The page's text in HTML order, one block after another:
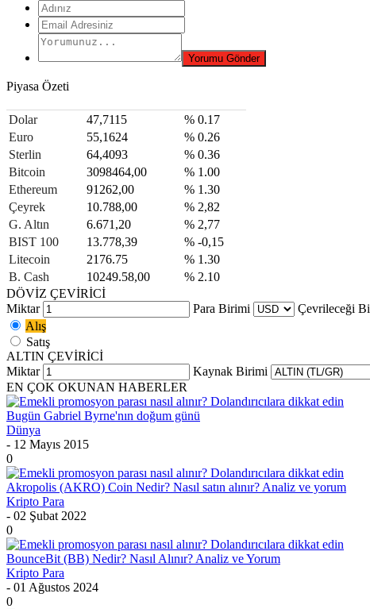
Piyasa Özeti
Dolar 47,7115
% 0.17
Euro
55,1624
% 0.26
Sterlin
64,4093
% 0.36
Bitcoin
3098464,00
% 1.00
Ethereum
91262,00
% 1.30
Çeyrek
10.788,00
% 2,82
G. Altın
6.671,20
% 2,77
BIST 100
13.778,39
% -0,15
Litecoin
2176.75
% 1.30
B. Cash
10249.58,00
% 2.10
DÖVİZ ÇEVİRİCİ
Miktar
Para Birimi Çevrileceği
Alış
Satış
ALTIN ÇEVİRİCİ
Miktar
Kaynak Birimi
EN ÇOK OKUNAN HABERLER
Bugün Gabriel Byrne'nın doğum günü
Dünya
- 12 Mayıs 2015
0
Akropolis (AKRO) Coin Nedir? Nasıl satın alınır? Analiz ve yorum
Kripto Para
- 02 Şubat 2022
0
BounceBit (BB) Nedir? Nasıl Alınır? Analiz ve Yorum
Kripto Para
- 01 Ağustos 2024
0